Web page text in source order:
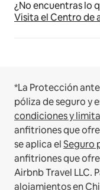
¿No encuentras lo
Visita el Centro de
*La Protección
póliza de seguro y
condiciones y
anfitriones que
se aplica elSeguro
anfitriones que
Airbnb Travel LLC.
alojamientos en